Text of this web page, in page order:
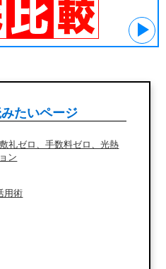
たいページ
礼ゼロ、手数料ゼロ、光熱
ン
用術